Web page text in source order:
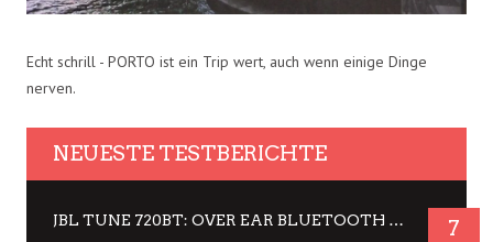
Echt schrill - PORTO ist ein Trip wert, auch wenn einige Dinge
nerven.
NEUESTE TESTBERICHTE
JBL TUNE 720BT: OVER EAR BLUETOOTH KOPFHÖRER UM DIE 50,-€ IM DAUER-TEST 7